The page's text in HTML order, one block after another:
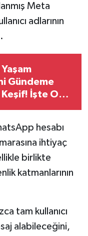
Meta
adlarının
Gündeme
İşte O
hesabı
ihtiyaç
birlikte
katmanlarının
tam kullanıcı
alabileceğini,